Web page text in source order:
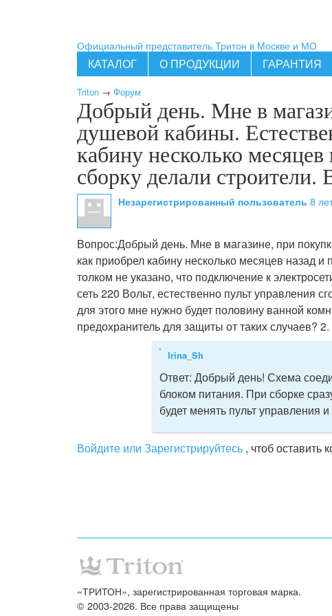
Официальный представитель Тритон в Москве и МО
КАТАЛОГ О ПРОДУКЦИИ ГАРАНТИЯ
Triton → Форум
Добрый день. Мне в
душевой кабины.
кабину несколько
сборку делали строители.
Незарегистрированный пользователь 8
Вопрос:Добрый день. Мне в магазине, при
как приобрел кабину несколько месяцев назад
толком не указано, что подключение к
сеть 220 Вольт, естественно пульт управления
для этого мне нужно будет половину ванной
предохранитель для защиты от таких случаев?
Irina_Sh
Ответ: Добрый день! Схема
блоком питания. При сборке
будет менять пульт управления
Войдите или Зарегистрируйтесь , чтоб оставить
«ТРИТОН», зарегистрированная торговая марка.
© 2003-2026. Все права защищены